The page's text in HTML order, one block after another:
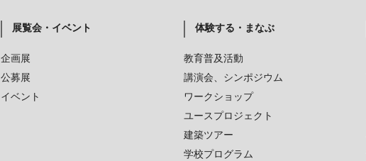
展覧会・イベント
企画展
公募展
イベント
体験する・まなぶ
教育普及活動
講演会、シンポジウム
ワークショップ
ユースプロジェクト
建築ツアー
学校プログラム